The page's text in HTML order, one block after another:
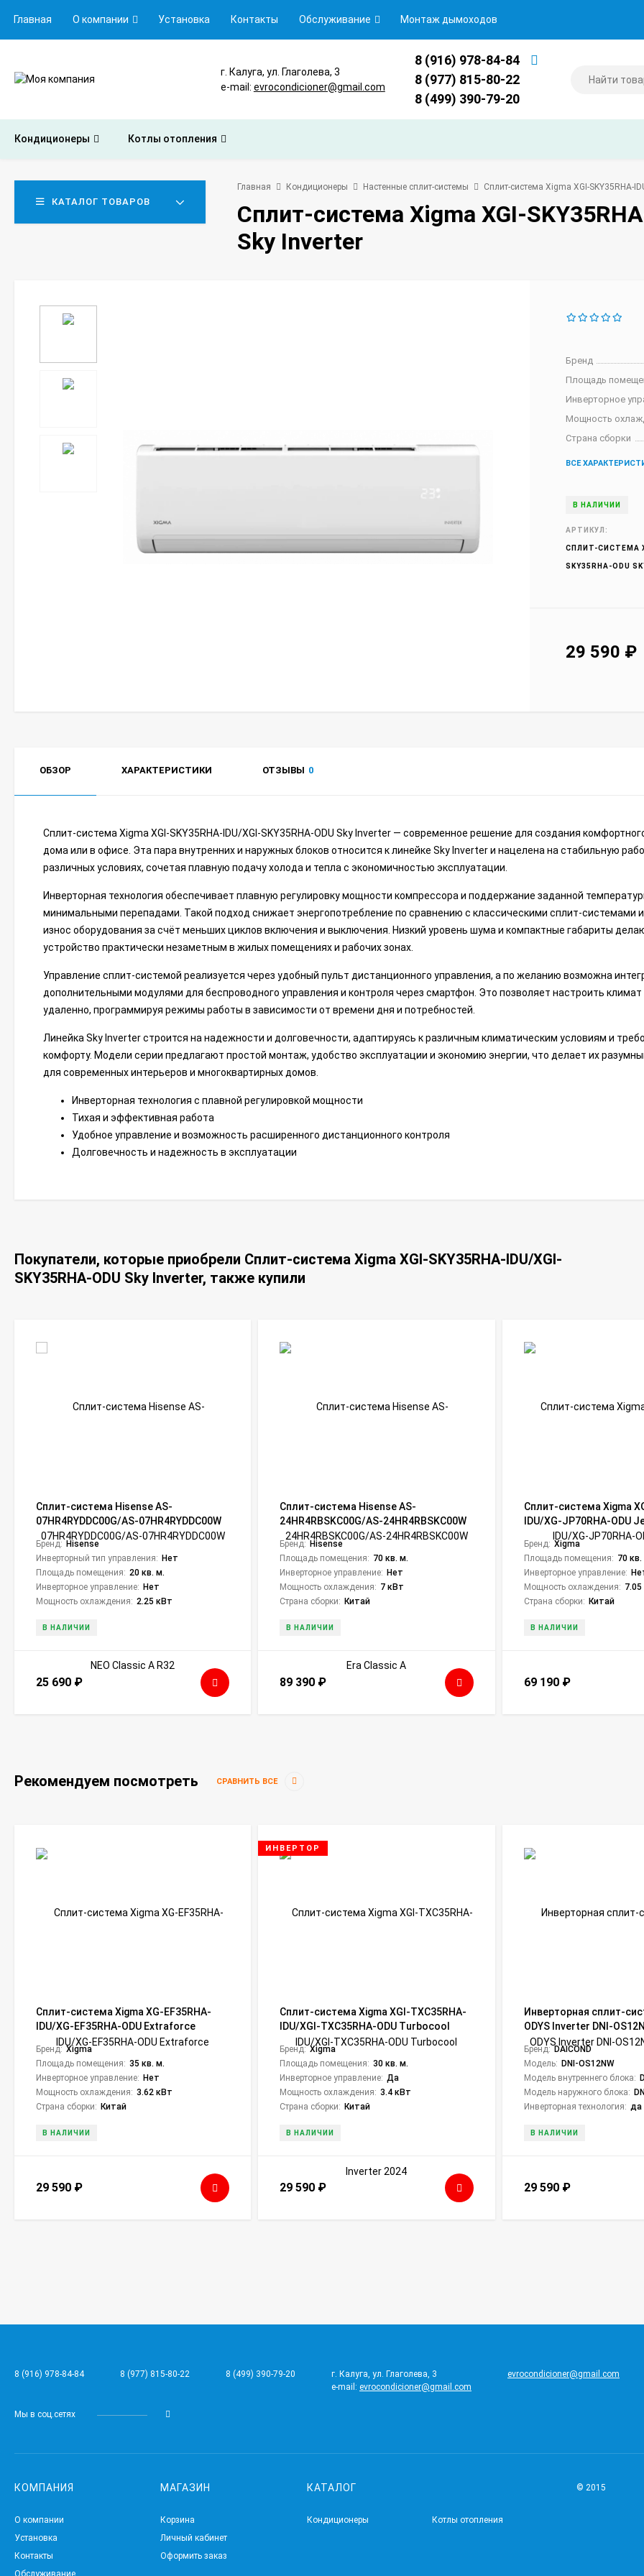
Главная О компании Установка Контакты Обслуживание Монтаж дымоходов
г. Калуга, ул. Глаголева, 3
e-mail: evrocondicioner@gmail.com
8 (916) 978-84-84
8 (977) 815-80-22
8 (499) 390-79-20
Кондиционеры Котлы отопления
КАТАЛОГ ТОВАРОВ
Главная Кондиционеры Настенные сплит-системы Сплит-система Xigma XGI-SKY35RHA-
Сплит-система Xigma XGI-
Sky Inverter
Бренд
Площадь
Инверторное
Мощность
Страна сборки
ВСЕ
В НАЛИЧИИ
АРТИКУЛ:
СПЛИТ-СИСТЕМА
SKY35RHA-ODU
29 590 ₽
ОБЗОР ХАРАКТЕРИСТИКИ ОТЗЫВЫ 0
Сплит-система Xigma XGI-SKY35RHA-IDU/XGI-SKY35RHA-ODU Sky Inverter — современное решение для создания
дома или в офисе. Эта пара внутренних и наружных блоков относится к линейке Sky Inverter и нацелена на стабильную
различных условиях, сочетая плавную подачу холода и тепла с экономичностью эксплуатации.
Инверторная технология обеспечивает плавную регулировку мощности компрессора и поддержание заданной
минимальными перепадами. Такой подход снижает энергопотребление по сравнению с классическими сплит-системами
износ оборудования за счёт меньших циклов включения и выключения. Низкий уровень шума и компактные габариты
устройство практически незаметным в жилых помещениях и рабочих зонах.
Управление сплит-системой реализуется через удобный пульт дистанционного управления, а по желанию возможна
дополнительными модулями для беспроводного управления и контроля через смартфон. Это позволяет настроить
удаленно, программируя режимы работы в зависимости от времени дня и потребностей.
Линейка Sky Inverter строится на надежности и долговечности, адаптируясь к различным климатическим условиям и
комфорту. Модели серии предлагают простой монтаж, удобство эксплуатации и экономию энергии, что делает их
для современных интерьеров и многоквартирных домов.
Инверторная технология с плавной регулировкой мощности
Тихая и эффективная работа
Удобное управление и возможность расширенного дистанционного контроля
Долговечность и надежность в эксплуатации
Покупатели, которые приобрели Сплит-система Xigma XGI-SKY35RHA-IDU/XGI-
SKY35RHA-ODU Sky Inverter, также купили
Сплит-система Hisense AS-
07HR4RYDDC00G/AS-07HR4RYDDC00W
NEO Classic A R32
Бренд: Hisense
Инверторный тип управления: Нет
Площадь помещения: 20 кв. м.
Инверторное управление: Нет
Мощность охлаждения: 2.25 кВт
В НАЛИЧИИ
25 690 ₽
Сплит-система Hisense AS-
24HR4RBSKC00G/AS-24HR4RBSKC00W
Era Classic A
Бренд: Hisense
Площадь помещения: 70 кв. м.
Инверторное управление: Нет
Мощность охлаждения: 7 кВт
Страна сборки: Китай
В НАЛИЧИИ
89 390 ₽
Сплит-система Xigma
IDU/XG-JP70RHA-ODU
Бренд: Xigma
Площадь помещения: 70 кв.
Инверторное управление:
Мощность охлаждения:
Страна сборки: Китай
В НАЛИЧИИ
69 190 ₽
Рекомендуем посмотреть СРАВНИТЬ ВСЕ
Сплит-система Xigma XG-EF35RHA-
IDU/XG-EF35RHA-ODU Extraforce
Бренд: Xigma
Площадь помещения: 35 кв. м.
Инверторное управление: Нет
Мощность охлаждения: 3.62 кВт
Страна сборки: Китай
В НАЛИЧИИ
29 590 ₽
ИНВЕРТОР
Сплит-система Xigma XGI-TXC35RHA-
IDU/XGI-TXC35RHA-ODU Turbocool
Inverter 2024
Бренд: Xigma
Площадь помещения: 30 кв. м.
Инверторное управление: Да
Мощность охлаждения: 3.4 кВт
Страна сборки: Китай
В НАЛИЧИИ
29 590 ₽
Инверторная сплит-
ODYS Inverter DNI-
Бренд: DAICOND
Модель: DNI-OS12NW
Модель внутреннего блока:
Модель наружного блока:
Инверторная технология: да
В НАЛИЧИИ
29 590 ₽
8 (916) 978-84-84 8 (977) 815-80-22 8 (499) 390-79-20
г. Калуга, ул. Глаголева, 3
e-mail: evrocondicioner@gmail.com
evrocondicioner@gmail.com
Мы в соц.сетях
КОМПАНИЯ
О компании
Установка
Контакты
МАГАЗИН
Корзина
Личный кабинет
Оформить заказ
КАТАЛОГ
Кондиционеры Котлы отопления
© 2015